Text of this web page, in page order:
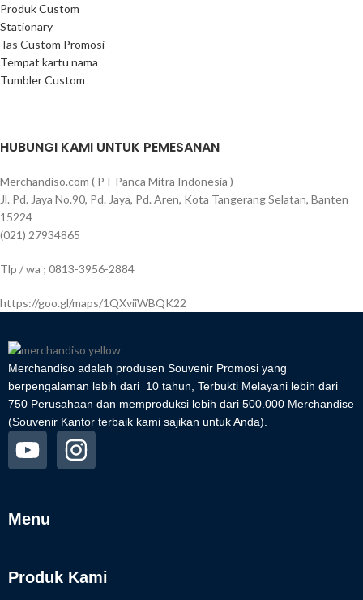
Produk Custom
Stationary
Tas Custom Promosi
Tempat kartu nama
Tumbler Custom
HUBUNGI KAMI UNTUK PEMESANAN
Merchandiso.com ( PT Panca Mitra Indonesia )
Jl. Pd. Jaya No.90, Pd. Jaya, Pd. Aren, Kota Tangerang Selatan, Banten
15224
(021) 27934865
Tlp / wa ; 0813-3956-2884
https://goo.gl/maps/1QXviiWBQK22
Merchandiso adalah produsen Souvenir Promosi yang
berpengalaman lebih dari 10 tahun, Terbukti Melayani lebih dari
750 Perusahaan dan memproduksi lebih dari 500.000 Merchandise
(Souvenir Kantor terbaik kami sajikan untuk Anda).
Menu
Produk Kami